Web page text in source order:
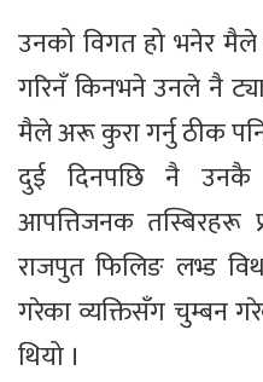
उनको विगत हो भनेर
गरिनँ किनभने उनले नै
मैले अरू कुरा गर्नु ठीक
दुई दिनपछि नै
आपत्तिजनक तस्बिरहरू
राजपुत फिलिङ लभ्ड
गरेका व्यक्तिसँग चुम्बन
थियो ।